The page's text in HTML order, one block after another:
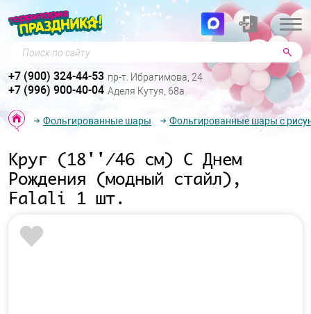
Поиск по сайту
+7 (900) 324-44-53 пр-т. Ибрагимова, 24
+7 (996) 900-40-04 Аделя Кутуя, 68а
Фольгированные шары Фольгированные шары с
Круг (18''/46 см) С Днем
Рождения (модный стайл),
Falali 1 шт.